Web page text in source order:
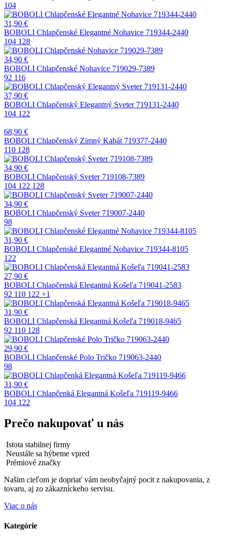
104
31,90 €
BOBOLI Chlapčenské Elegantné Nohavice 719344-2440
104 128
34,90 €
BOBOLI Chlapčenské Nohavice 719029-7389
92 116
37,90 €
BOBOLI Chlapčenský Elegantný Sveter 719131-2440
104 122
68,90 €
BOBOLI Chlapčenský Zimný Kabát 719377-2440
110 128
34,90 €
BOBOLI Chlapčenský Sveter 719108-7389
104 122 128
34,90 €
BOBOLI Chlapčenský Sveter 719007-2440
98
31,90 €
BOBOLI Chlapčenské Elegantné Nohavice 719344-8105
122
27,90 €
BOBOLI Chlapčenská Elegantná Košeľa 719041-2583
92 110 122 +1
31,90 €
BOBOLI Chlapčenská Elegantná Košeľa 719018-9465
92 110 128
29,90 €
BOBOLI Chlapčenské Polo Tričko 719063-2440
98
31,90 €
BOBOLI Chlapčenká Elegantná Košeľa 719119-9466
104 122
Prečo nakupovať u nás
Istota stabilnej firmy
Neustále sa hýbeme vpred
Prémiové značky
Našim cieľom je dopriať vám neobyčajný pocit z nakupovania, z
tovaru, aj zo zákazníckeho servisu.
Viac o nás
Kategórie